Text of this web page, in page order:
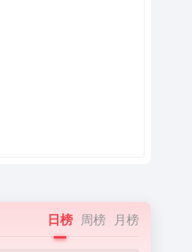
日榜 周榜 月榜